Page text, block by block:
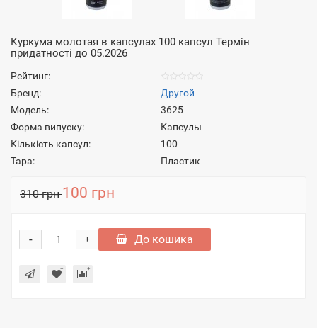
Куркума молотая в капсулах 100 капсул Термін
придатності до 05.2026
Рейтинг:
Бренд:
Другой
Модель:
3625
Форма випуску:
Капсулы
Кількість капсул:
100
Тара:
Пластик
310 грн100 грн
+
- До кошика